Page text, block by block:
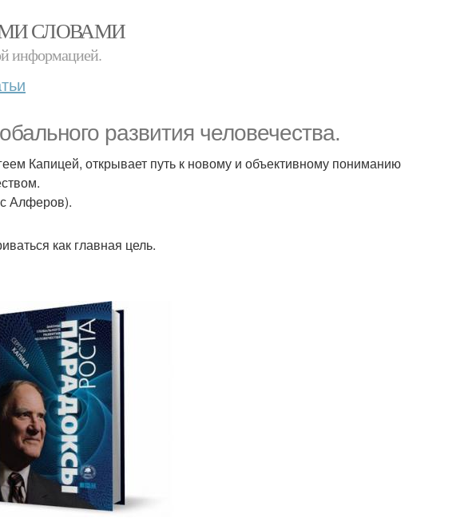
СЛОВАМИ
информацией.
развития человечества.
Капицей, открывает путь к новому и объективному пониманию
Алферов).
как главная цель.